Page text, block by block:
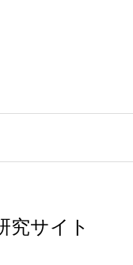
究サイト